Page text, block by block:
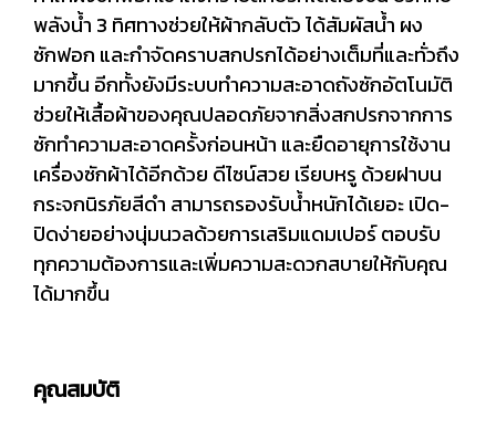
พลังน้ำ 3 ทิศทางช่วยให้ผ้ากลับตัว ได้สัมผัสน้ำ ผง
ซักฟอก และกำจัดคราบสกปรกได้อย่างเต็มที่และทั่วถึง
มากขึ้น อีกทั้งยังมีระบบทำความสะอาดถังซักอัตโนมัติ
ช่วยให้เสื้อผ้าของคุณปลอดภัยจากสิ่งสกปรกจากการ
ซักทำความสะอาดครั้งก่อนหน้า และยืดอายุการใช้งาน
เครื่องซักผ้าได้อีกด้วย ดีไซน์สวย เรียบหรู ด้วยฝาบน
กระจกนิรภัยสีดำ สามารถรองรับน้ำหนักได้เยอะ เปิด-
ปิดง่ายอย่างนุ่มนวลด้วยการเสริมแดมเปอร์ ตอบรับ
ทุกความต้องการและเพิ่มความสะดวกสบายให้กับคุณ
ได้มากขึ้น
คุณสมบัติ